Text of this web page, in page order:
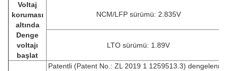
Voltaj
koruması
altında
Denge
voltajı
başlat
NCM/LFP sürümü: 2.835V
LTO sürümü: 1.89V
Patentli (Patent No.: ZL 2019 1 1259513.3)